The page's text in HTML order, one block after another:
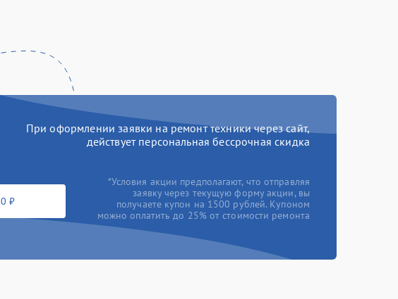
При оформлении заявки на ремонт техники через сайт,
действует персональная бессрочная скидка
₽
*Условия акции предполагают, что отправляя
заявку через текущую форму акции, вы
получаете купон на 1500 рублей. Купоном
можно оплатить до 25% от стоимости ремонта